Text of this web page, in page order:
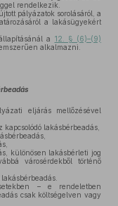
rendelkezik.
pályázatok sorolásáról, a
a lakásügyekért
a 12. § (6)–(9)
alkalmazni.
eljárás mellőzésével
lakásbérbeadás,
különösen lakásbérleti jog
városérdekből történő
– e rendeletben
csak költségelven vagy